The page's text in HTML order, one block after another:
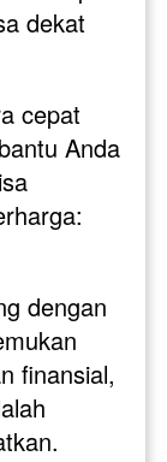
dekat
cepat
Anda
dengan
finansial,